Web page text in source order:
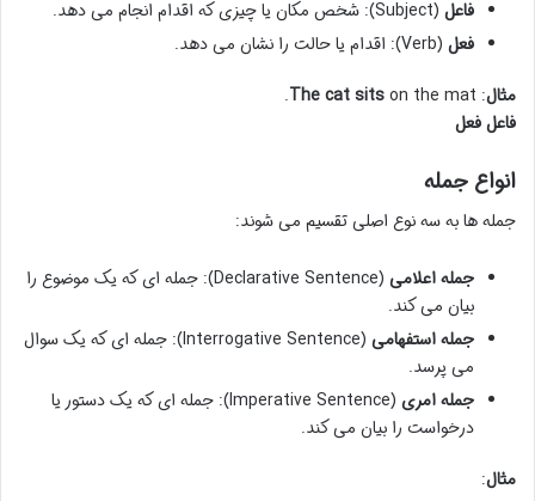
فاعل (Subject): شخص مکان یا چیزی که اقدام انجام می دهد.
فعل (Verb): اقدام یا حالت را نشان می دهد.
مثال:
The catsitson the mat.
فاعلفعل
انواع جمله
جمله ها به سه نوع اصلی تقسیم می شوند:
جمله اعلامی
(Declarative Sentence): جمله ای که یک موضوع را
بیان می کند.
جمله استفهامی
(Interrogative Sentence): جمله ای که یک سوال
می پرسد.
جمله امری
(Imperative Sentence): جمله ای که یک دستور یا
درخواست را بیان می کند.
مثال: